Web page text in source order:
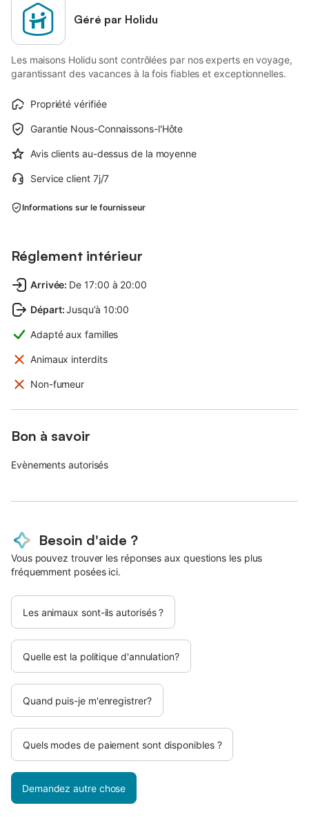
Géré par Holidu
Les maisons Holidu sont contrôlées par nos experts en voyage,
garantissant des vacances à la fois fiables et exceptionnelles.
Propriété vérifiée
Garantie Nous-Connaissons-l'Hôte
Avis clients au-dessus de la moyenne
Service client 7j/7
Informations sur le fournisseur
Réglement intérieur
Arrivée: De 17:00 à 20:00
Départ:Jusqu’à 10:00
Adapté aux familles
Animaux interdits
Non-fumeur
Bon à savoir
Evènements autorisés
Besoin d'aide ?
Vous pouvez trouver les réponses aux questions les plus
fréquemment posées ici.
Les animaux sont-ils autorisés ?
Quelle est la politique d'annulation?
Quand puis-je m'enregistrer?
Quels modes de paiement sont disponibles ?
Demandez autre chose